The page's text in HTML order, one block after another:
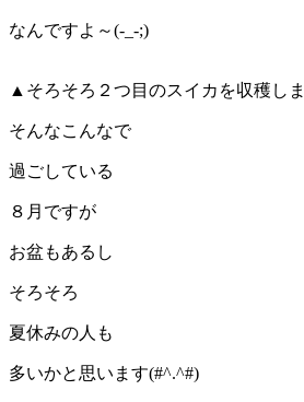
なんですよ～(-_-;)
▲そろそろ２つ目のスイカを収穫し
そんなこんなで
過ごしている
８月ですが
お盆もあるし
そろそろ
夏休みの人も
多いかと思います(#^.^#)